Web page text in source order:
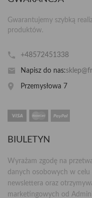
Gwarantujemy szybką
produktów.
+48572451338
Napisz do nas:
Przemysłowa 7
BIULETYN
Wyrażam zgodę na
danych osobowych w celu
newslettera oraz
marketingowych od